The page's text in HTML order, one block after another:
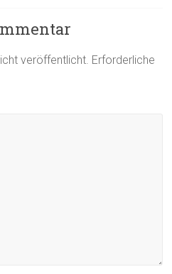
veröffentlicht. Erforderliche